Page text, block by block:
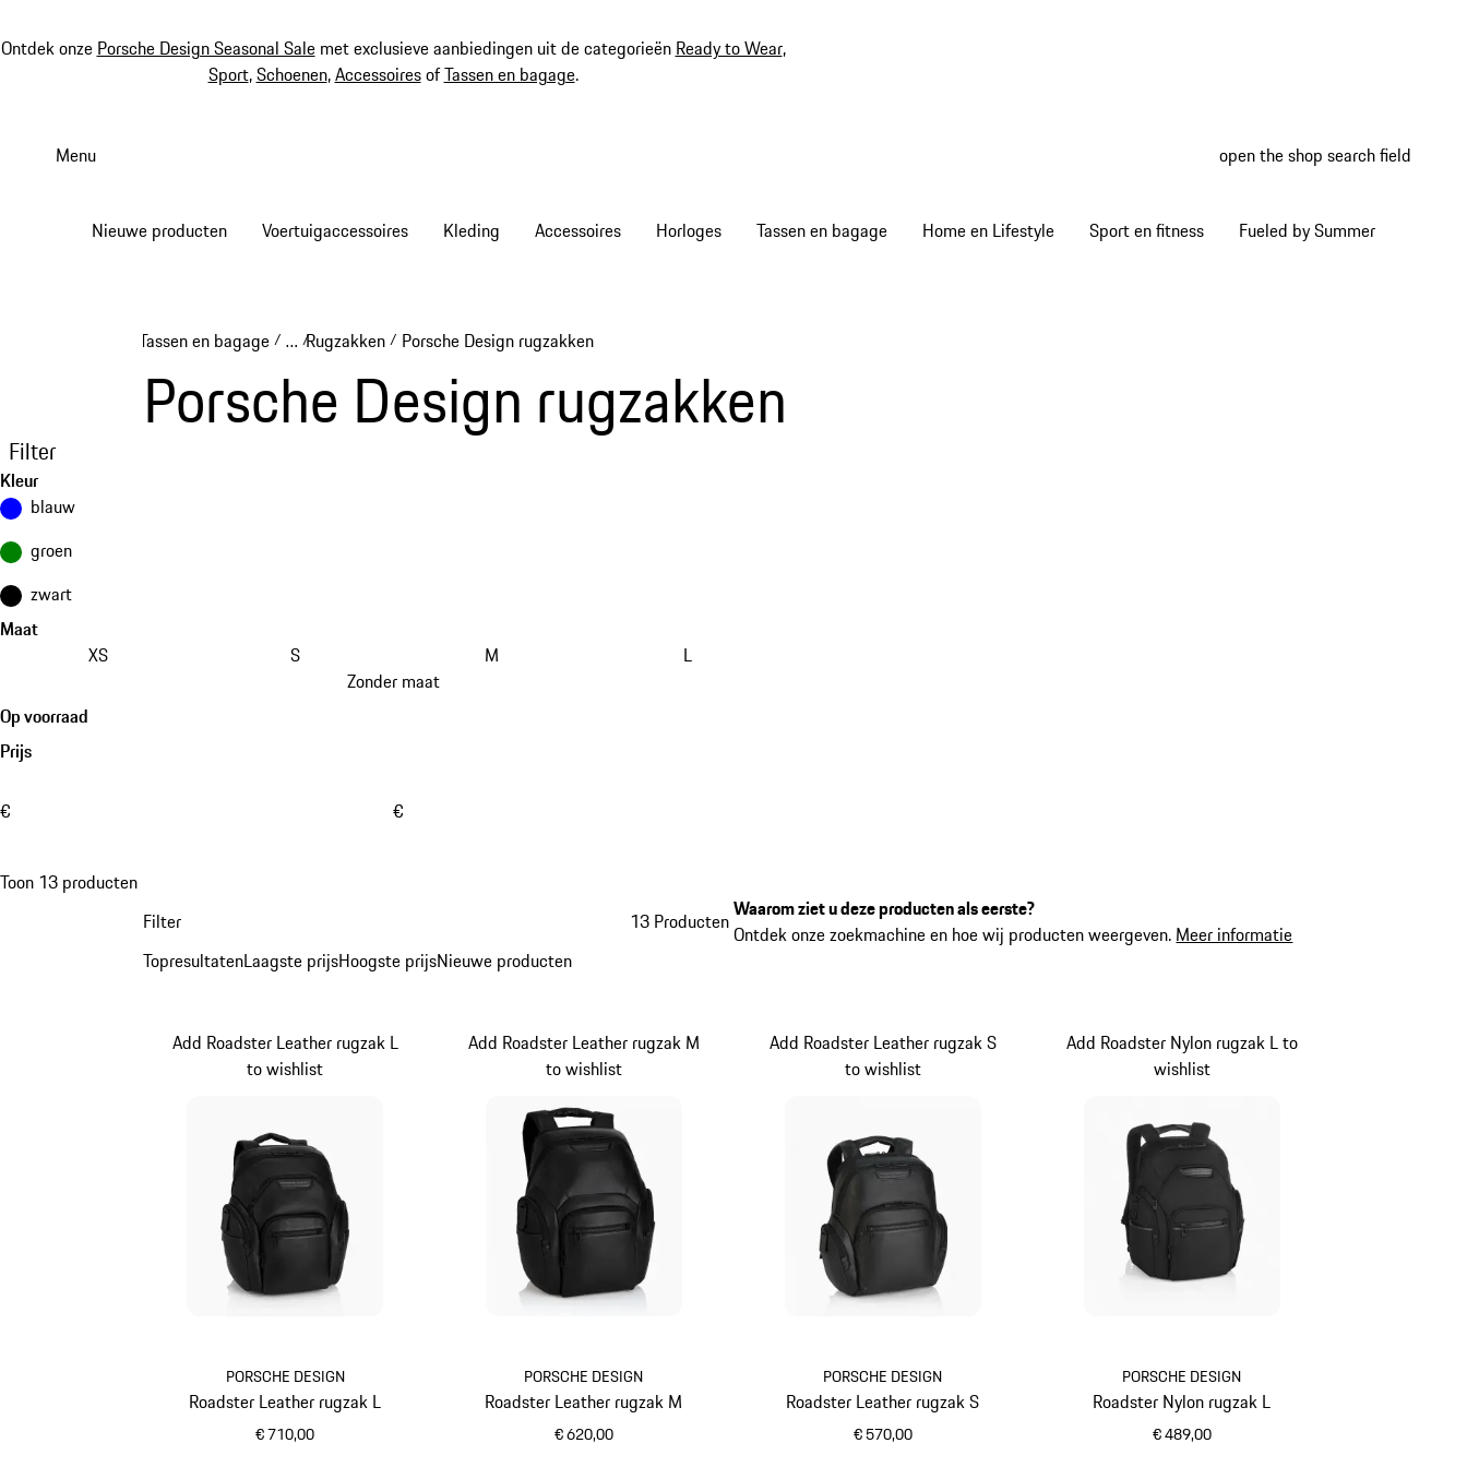
Ontdek onze Porsche Design Seasonal Salemet exclusieve aanbiedingen uit de categorieën Ready to Wear,
Sport,Schoenen,AccessoiresofTassen en bagage.
Menu open the shop search field
Nieuwe producten Voertuigaccessoires Kleding Accessoires Horloges Tassen en bagage Home en Lifestyle Sport en fitness Fueled by Summer
Tassen en bagage / …
Reveal collapsed breadcrumb items
/Rugzakken / Porsche Design rugzakken
Porsche Design rugzakken
Filter
Kleur
blauw
groen
zwart
Maat
XS
S M
L
Zonder maat
Op voorraad
Prijs
€ €
Toon 13 producten
Filter
TopresultatenLaagste prijsHoogste prijsNieuwe producten
13 ProductenWaarom ziet u deze producten als eerste?
Ontdek onze zoekmachine en hoe wij producten weergeven. Meer informatie
PORSCHE DESIGN
Roadster Leather rugzak L
€ 710,00
Add Roadster Leather rugzak L
to wishlist
PORSCHE DESIGN
Roadster Leather rugzak M
€ 620,00
Add Roadster Leather rugzak M
to wishlist
PORSCHE DESIGN
Roadster Leather rugzak S
€ 570,00
Add Roadster Leather rugzak S
to wishlist
PORSCHE DESIGN
Roadster Nylon rugzak L
€ 489,00
Add Roadster Nylon rugzak L to
wishlist